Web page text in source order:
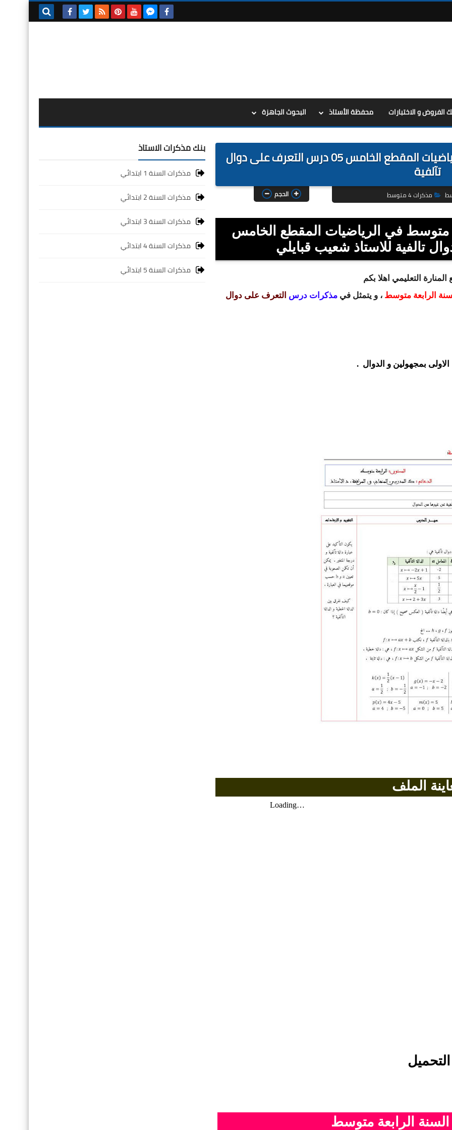
الفروض و الاختبارات محفظة الأستاذ البحوث الجاهزة
مذكرات السنة الرابعة 4 متوسط في الرياضيات المقطع الخامس 05 درس التعرف على دوال
تآلفية
مذكرات 4 متوسط الحجم
تحميل مذكرات السنة الرابعة 4 متوسط في الرياضيات المقطع الخامس
التعليمي اهلا بكم
الرابعة متوسط ، و يتمثل في مذكرات درس التعرف على دوال
بمجهولين و الدوال .
الملف
التحميل
السنة الرابعة متوسط
بنك مذكرات الاستاذ
مذكرات السنة 1 ابتدائي
مذكرات السنة 2 ابتدائي
مذكرات السنة 3 ابتدائي
مذكرات السنة 4 ابتدائي
مذكرات السنة 5 ابتدائي